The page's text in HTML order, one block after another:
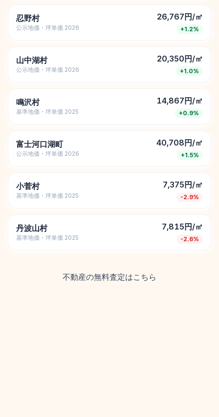
忍野村
公示地価・坪単価 2026
26,767円/㎡
+1.2%
山中湖村
公示地価・坪単価 2026
20,350円/㎡
+1.0%
鳴沢村
基準地価・坪単価 2025
14,867円/㎡
+0.9%
富士河口湖町
公示地価・坪単価 2026
40,708円/㎡
+1.5%
小菅村
基準地価・坪単価 2025
7,375円/㎡
-2.9%
丹波山村
基準地価・坪単価 2025
7,815円/㎡
-2.6%
不動産の無料査定はこちら